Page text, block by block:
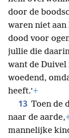
door de
waren niet aan
dood voor
jullie die daarin
want de
woedend,
heeft.’+
13 Toen de
naar de aarde,
mannelijke